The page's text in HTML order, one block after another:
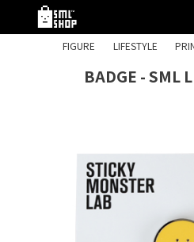
FIGURE LIFESTYLE
BADGE - SML